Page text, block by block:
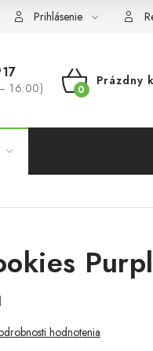
Formulár na odstúpenie od
Prihlásenie
16:00)
NÁKUPNÝ
Prázdny
hodnotenia